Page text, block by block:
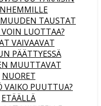
TAUSTAT
LUOTTAA?
VAIVAAVAT
PÄÄTTYESSÄ
MUUTTAVAT
NUORET
VAIKO PUUTTUA?
ETÄÄLLÄ